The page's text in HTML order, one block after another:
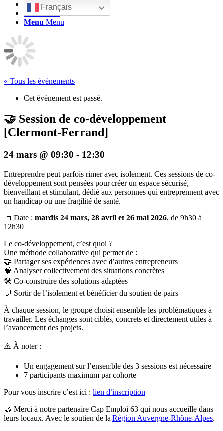
Français
Rechercher
Menu Menu
« Tous les évènements
Cet évènement est passé.
🤝 Session de co-développement
[Clermont-Ferrand]
24 mars @ 09:30 - 12:30
Entreprendre peut parfois rimer avec isolement. Ces sessions de co-
développement sont pensées pour créer un espace sécurisé,
bienveillant et stimulant, dédié aux personnes qui entreprennent avec
un handicap ou une fragilité de santé.
📅 Date : mardis 24 mars, 28 avril et 26 mai 2026, de 9h30 à
12h30
Le co-développement, c’est quoi ?
Une méthode collaborative qui permet de :
🤝 Partager ses expériences avec d’autres entrepreneurs
🧠 Analyser collectivement des situations concrètes
🛠️ Co-construire des solutions adaptées
💬 Sortir de l’isolement et bénéficier du soutien de pairs
À chaque session, le groupe choisit ensemble les problématiques à
travailler. Les échanges sont ciblés, concrets et directement utiles à
l’avancement des projets.
⚠️ À noter :
Un engagement sur l’ensemble des 3 sessions est nécessaire
7 participants maximum par cohorte
Pour vous inscrire c’est ici : lien d’inscription
🤝 Merci à notre partenaire Cap Emploi 63 qui nous accueille dans
leurs locaux. Avec le soutien de la Région Auvergne-Rhône-Alpes.